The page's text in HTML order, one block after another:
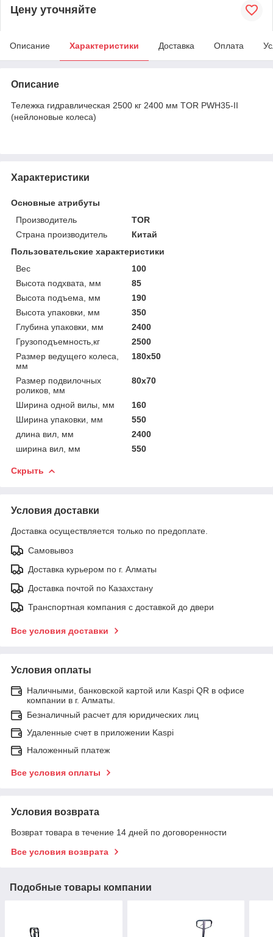
Цену уточняйте
Описание Характеристики Доставка Оплата
Описание
Тележка гидравлическая 2500 кг 2400 мм TOR PWH35-II
(нейлоновые колеса)
Характеристики
Основные атрибуты
Производитель
TOR
Страна производитель
Китай
Пользовательские характеристики
Вес
100
Высота подхвата, мм
85
Высота подъема, мм
190
Высота упаковки, мм
350
Глубина упаковки, мм
2400
Грузоподъемность,кг
2500
Размер ведущего колеса,
мм
180х50
Размер подвилочных
роликов, мм
80х70
Ширина одной вилы, мм
160
Ширина упаковки, мм
550
длина вил, мм
2400
ширина вил, мм
550
Скрыть
Условия доставки
Доставка осуществляется только по предоплате.
Самовывоз
Доставка курьером по г. Алматы
Доставка почтой по Казахстану
Транспортная компания с доставкой до двери
Все условия доставки
Условия оплаты
Наличными, банковской картой или Kaspi QR в офисе
компании в г. Алматы.
Безналичный расчет для юридических лиц
Удаленные счет в приложении Kaspi
Наложенный платеж
Все условия оплаты
Условия возврата
Возврат товара в течение 14 дней по договоренности
Все условия возврата
Подобные товары компании